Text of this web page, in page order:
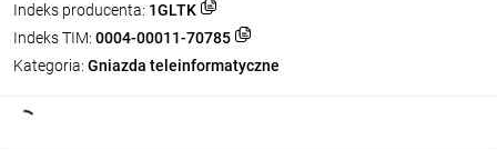
Indeks producenta: 1GLTK
Indeks TIM: 0004-00011-70785
Kategoria: Gniazda teleinformatyczne